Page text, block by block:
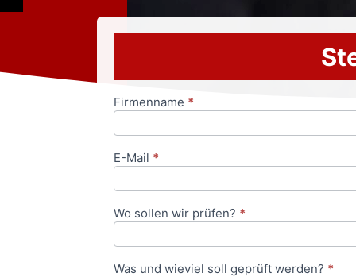
Anfrageformular
Firmenname *
E-Mail *
Wo sollen wir prüfen? *
Was und wieviel soll geprüft werden? *